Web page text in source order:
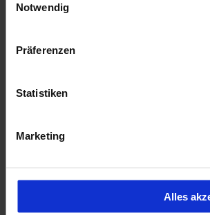
Notwendig
Präferenzen
Statistiken
Marketing
Alles